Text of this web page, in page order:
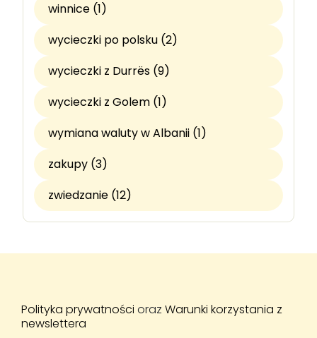
winnice (1)
wycieczki po polsku (2)
wycieczki z Durrës (9)
wycieczki z Golem (1)
wymiana waluty w Albanii (1)
zakupy (3)
zwiedzanie (12)
Polityka prywatności oraz Warunki korzystania z
newslettera